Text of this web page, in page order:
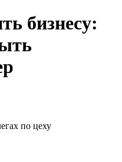
бизнесу:
по цеху